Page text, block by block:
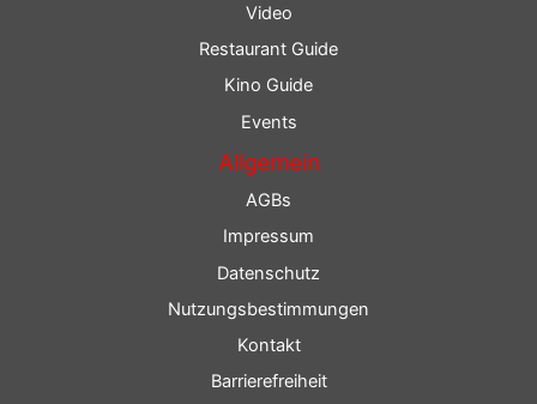
Video
Restaurant Guide
Kino Guide
Events
Allgemein
AGBs
Impressum
Datenschutz
Nutzungsbestimmungen
Kontakt
Barrierefreiheit